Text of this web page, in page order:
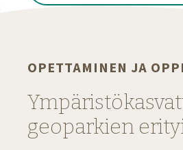
OPETTAMINEN JA
geoparkien